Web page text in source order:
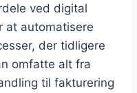
ved digital
at automatisere
der tidligere
omfatte alt fra
til fakturering